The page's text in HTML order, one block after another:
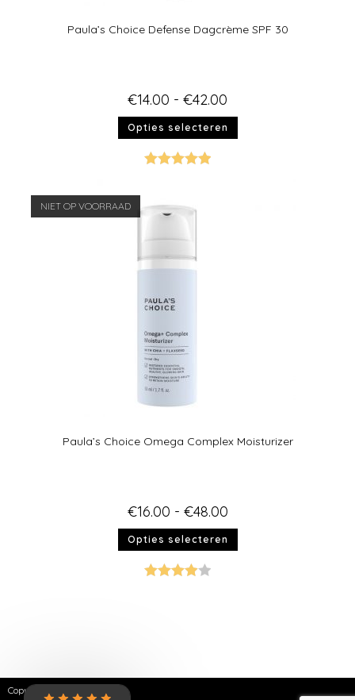
Paula’s Choice Defense Dagcrème SPF 30
€14.00 - €42.00
Opties selecteren
NIET OP VOORRAAD
Paula’s Choice Omega Complex Moisturizer
€16.00 - €48.00
Opties selecteren
Copyright © 2026 | SKNZ